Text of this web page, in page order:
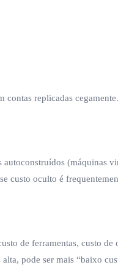
replicadas
(máquinas
custo oculto é
de ferramentas, custo de
pode ser mais “baixo